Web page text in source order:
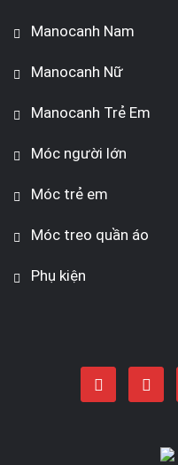
Manocanh Nam
Manocanh Nữ
Manocanh Trẻ Em
Móc người lớn
Móc trẻ em
Móc treo quần áo
Phụ kiện